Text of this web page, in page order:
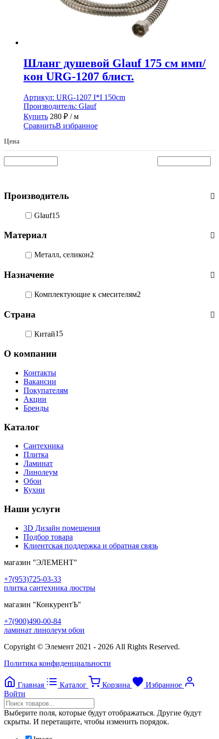
Шланг душевой Glauf 175 см имп/
кон URG-1207 блист.
Артикул: URG-1207 I*I 150cm
Производитель: Glauf
Купить 280 ₽ / м
СравнитьВ избранное
Цена
Производитель
Glauf15
Материал
Металл, селикон2
Назначение
Комплектующие к смесителям2
Страна
Китай15
О компании
Контакты
Вакансии
Покупателям
Акции
Бренды
Каталог
Сантехника
Плитка
Ламинат
Линолеум
Обои
Кухни
Наши услуги
3D Дизайн помещения
Подбор товара
Клиентская поддержка и обратная связь
магазин "ЭЛЕМЕНТ"
+7(953)725-03-33
плитка сантехника люстры
магазин "КонкурентЪ"
+7(900)490-00-84
ламинат линолеум обои
Copyright © Элемент 2021 - 2026 All Rights Reserved.
Политика конфиденциальности
Главная Каталог Корзина
Избранное
Войти
Выберите поля, которые будут отображаться. Другие будут
скрыты. И перетащите, чтобы изменить порядок.